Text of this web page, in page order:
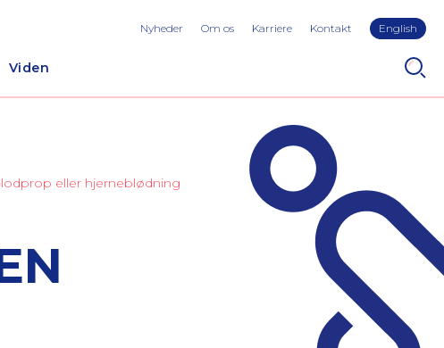
Viden
Nyheder Om os Karriere Kontakt English
eller hjerneblødning